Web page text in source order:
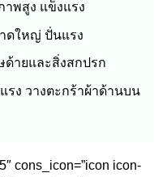
พสูง แข็งแรง
ดใหญ่ ปั่นแรง
ด้ายและสิ่งสกปรก
รง วางตะกร้าผ้าด้านบน
cons_icon=”icon icon-